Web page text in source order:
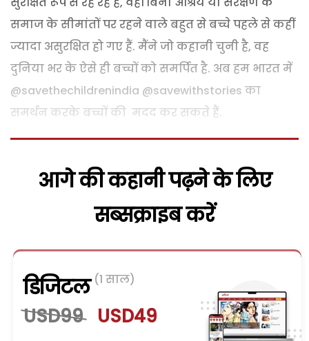
समाज के सीमांतों पर रहने वाले बहुत से बच्चे पहले से कहीं
ज्यादा असुरक्षित हो गए हैं. मैंने जो कहानी चुनी है, वह
दुनिया भर के ऐसे ही बच्चों को समर्पित है. अब हम भारत में
@savethechildrenindia @savewithstories का
समर्थन करके बच्चों की मदद कर सकते हैं.
आगे की कहानी पढ़ने के लिए
सब्सक्राइब करें
डिजिटल (1 साल)
USD99 USD49